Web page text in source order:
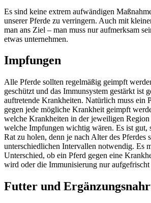
Es sind keine extrem aufwändigen
unserer Pferde zu verringern. Auch mit
man ans Ziel – man muss nur aufmerksam
etwas unternehmen.
Impfungen
Alle Pferde sollten regelmäßig geimpft
geschützt und das Immunsystem gestärkt ist
auftretende Krankheiten. Natürlich muss ein
gegen jede mögliche Krankheit geimpft
welche Krankheiten in der jeweiligen
welche Impfungen wichtig wären. Es ist gut,
Rat zu holen, denn je nach Alter des Pferdes
unterschiedlichen Intervallen notwendig. Es
Unterschied, ob ein Pferd gegen eine
wird oder die Immunisierung nur aufgefrischt
Futter und